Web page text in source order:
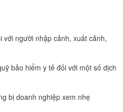
với người nhập cảnh, xuất cảnh,
bảo hiểm y tế đối với một số dịch
bị doanh nghiệp xem nhẹ